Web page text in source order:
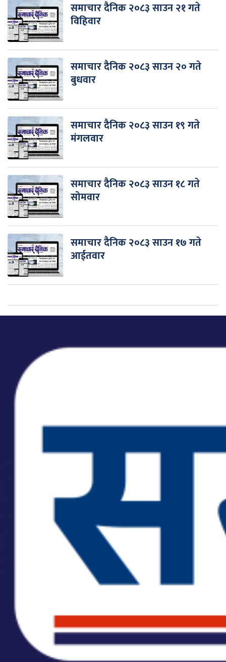
समाचार दैनिक २०८३ साउन २१ गते
विहिवार
समाचार दैनिक २०८३ साउन २० गते
बुधवार
समाचार दैनिक २०८३ साउन १९ गते
मंगलवार
समाचार दैनिक २०८३ साउन १८ गते
सोमवार
समाचार दैनिक २०८३ साउन १७ गते
आईतवार